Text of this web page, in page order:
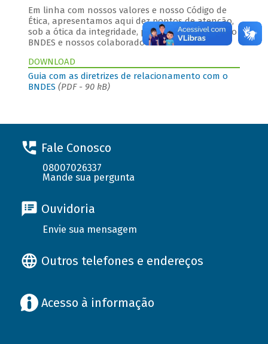
Em linha com nossos valores e nosso Código de
Ética, apresentamos aqui dez pontos de atenção,
sob a ótica da integridade, para a interação com o
BNDES e nossos colaboradores.
DOWNLOAD
Guia com as diretrizes de relacionamento com o
BNDES (PDF - 90 kB)
Fale Conosco
08007026337
Mande sua pergunta
Ouvidoria
Envie sua mensagem
Outros telefones e endereços
Acesso à informação